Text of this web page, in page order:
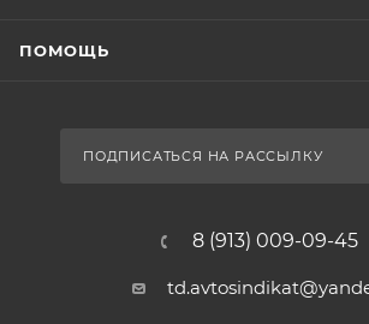
ПОМОЩЬ
ПОДПИСАТЬСЯ НА РАССЫЛКУ
8 (913) 009-09-45